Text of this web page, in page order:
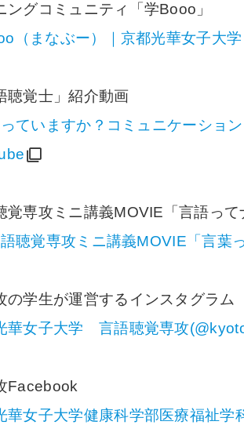
ングコミュニティ「学Booo」
（まなぶー）｜京都光華女子大
聴覚士」紹介動画
ていますか？コミュニケーショ
覚専攻ミニ講義MOVIE「言語って
聴覚専攻ミニ講義MOVIE「言葉
の学生が運営するインスタグラム
華女子大学 言語聴覚専攻
Facebook
華女子大学健康科学部医療福祉